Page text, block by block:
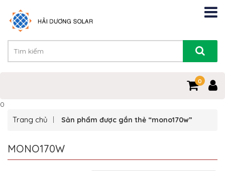
0
0
Trang chủ Sản phẩm được gắn thẻ “mono170w”
MONO170W